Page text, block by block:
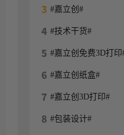
#嘉立创#
#技术干货#
#嘉立创免费3D打印
#嘉立创纸盒#
#嘉立创3D打印#
#包装设计#